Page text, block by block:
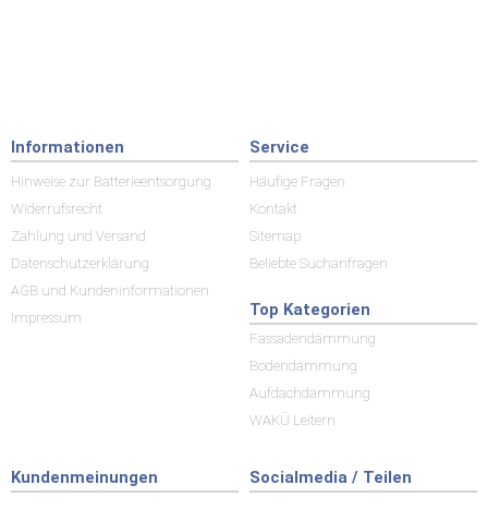
Informationen
Hinweise zur Batterieentsorgung
Widerrufsrecht
Zahlung und Versand
Datenschutzerklärung
AGB und Kundeninformationen
Impressum
Service
Häufige Fragen
Kontakt
Sitemap
Beliebte Suchanfragen
Top Kategorien
Fassadendämmung
Bodendämmung
Aufdachdämmung
WAKÜ Leitern
Kundenmeinungen Socialmedia / Teilen